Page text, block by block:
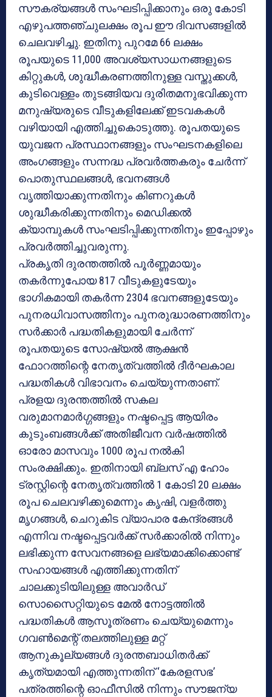
സൗകര്യങ്ങള്‍ സംഘടിപ്പിക്കാനും ഒരു കോടി
എഴുപത്തഞ്ചുലക്ഷം രൂപ ഈ ദിവസങ്ങളില്‍
ചെലവഴിച്ചു. ഇതിനു പുറമേ 66 ലക്ഷം
രൂപയുടെ 11,000 അവശ്യസാധനങ്ങളുടെ
കിറ്റുകള്‍, ശുദ്ധീകരണത്തിനുള്ള വസ്തുക്കള്‍,
കുടിവെള്ളം തുടങ്ങിയവ ദുരിതമനുഭവിക്കുന്ന
മനുഷ്യരുടെ വീടുകളിലേക്ക് ഇടവകകള്‍
വഴിയായി എത്തിച്ചുകൊടുത്തു. രൂപതയുടെ
യുവജന പ്രസ്ഥാനങ്ങളും സംഘടനകളിലെ
അംഗങ്ങളും സന്നദ്ധ പ്രവര്‍ത്തകരും ചേര്‍ന്ന്
പൊതുസ്ഥലങ്ങള്‍, ഭവനങ്ങള്‍
വൃത്തിയാക്കുന്നതിനും കിണറുകള്‍
ശുദ്ധീകരിക്കുന്നതിനും മെഡിക്കല്‍
ക്യാമ്പുകള്‍ സംഘടിപ്പിക്കുന്നതിനും ഇപ്പോഴും
പ്രവര്‍ത്തിച്ചുവരുന്നു.
പ്രകൃതി ദുരന്തത്തില്‍ പൂര്‍ണ്ണമായും
തകര്‍ന്നുപോയ 817 വീടുകളുടേയും
ഭാഗികമായി തകര്‍ന്ന 2304 ഭവനങ്ങളുടേയും
പുനരധിവാസത്തിനും പുനരുദ്ധാരണത്തിനും
സര്‍ക്കാര്‍ പദ്ധതികളുമായി ചേര്‍ന്ന്
രൂപതയുടെ സോഷ്യല്‍ ആക്ഷന്‍
ഫോറത്തിന്റെ നേതൃത്വത്തില്‍ ദീര്‍ഘകാല
പദ്ധതികള്‍ വിഭാവനം ചെയ്യുന്നതാണ്.
പ്രളയ ദുരന്തത്തില്‍ സകല
വരുമാനമാര്‍ഗ്ഗങ്ങളും നഷ്ടപ്പെട്ട ആയിരം
കുടുംബങ്ങള്‍ക്ക് അതിജീവന വര്‍ഷത്തില്‍
ഓരോ മാസവും 1000 രൂപ നല്‍കി
സംരക്ഷിക്കും. ഇതിനായി ബ്ലസ് എ ഹോം
ട്രസ്റ്റിന്റെ നേതൃത്വത്തില്‍ 1 കോടി 20 ലക്ഷം
രൂപ ചെലവഴിക്കുമെന്നും കൃഷി, വളര്‍ത്തു
മൃഗങ്ങള്‍, ചെറുകിട വ്യാപാര കേന്ദ്രങ്ങള്‍
എന്നിവ നഷ്ടപ്പെട്ടവര്‍ക്ക് സര്‍ക്കാരില്‍ നിന്നും
ലഭിക്കുന്ന സേവനങ്ങളെ ലഭ്യമാക്കിക്കൊണ്ട്
സഹായങ്ങള്‍ എത്തിക്കുന്നതിന്
ചാലക്കുടിയിലുള്ള അവാര്‍ഡ്
സൊസൈറ്റിയുടെ മേല്‍ നോട്ടത്തില്‍
പദ്ധതികള്‍ ആസൂത്രണം ചെയ്യുമെന്നും
ഗവണ്‍മെന്റ് തലത്തിലുള്ള മറ്റ്
ആനുകൂല്യങ്ങള്‍ ദുരന്തബാധിതര്‍ക്ക്
കൃത്യമായി എത്തുന്നതിന് ‘കേരളസഭ’
പത്രത്തിന്റെ ഓഫീസില്‍ നിന്നും സൗജന്യ